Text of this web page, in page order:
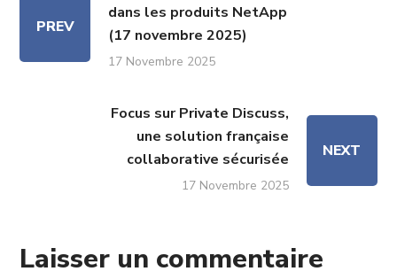
PREV
dans les produits NetApp
(17 novembre 2025)
17 Novembre 2025
Focus sur Private Discuss,
une solution française
collaborative sécurisée
17 Novembre 2025
NEXT
Laisser un commentaire